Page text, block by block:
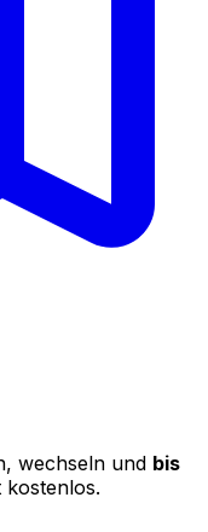
wechseln und bis
kostenlos.